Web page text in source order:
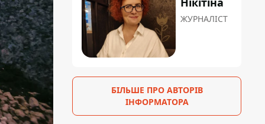
ЖУРНАЛІСТ
БІЛЬШЕ ПРО АВТОРІВ
ІНФОРМАТОРА